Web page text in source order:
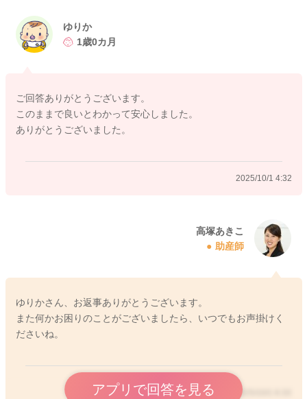
り問題ないと思いますよ。まだ胃もそれほど大きくはないの
で、すぐにお腹が空いてしまう場合もありますし、代謝がいい
てくれるのであれば、今のお子さんにとって、今のスタイルが
いいのだと思いますので、見守りで問題ないように思います
よ。量は個人差もありますが、120mlで飲ませてくださってうま
2025/9/30 11:21
ゆりか
1歳0カ月
ご回答ありがとうございます。
このままで良いとわかって安心しました。
ありがとうございました。
2025/10/1 4:32
高塚あきこ
助産師
ゆりかさん、お返事ありがとうございます。
また何かお困りのことがございましたら、いつでもお声掛けく
ださいね。
アプリで回答を見る 2025/10/1 6:33